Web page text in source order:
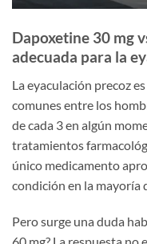
Dapoxetine 30 mg
adecuada para la
La eyaculación precoz
comunes entre los
de cada 3 en algún
tratamientos
único medicamento
condición en la mayoría
Pero surge una duda